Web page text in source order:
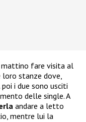
fare visita al
loro stanze dove,
i due sono usciti
delle single. A
andare a letto
mentre lui la